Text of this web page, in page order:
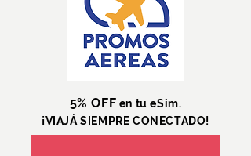
5% OFF en tu eSim.
¡VIAJÁ SIEMPRE CONECTADO!